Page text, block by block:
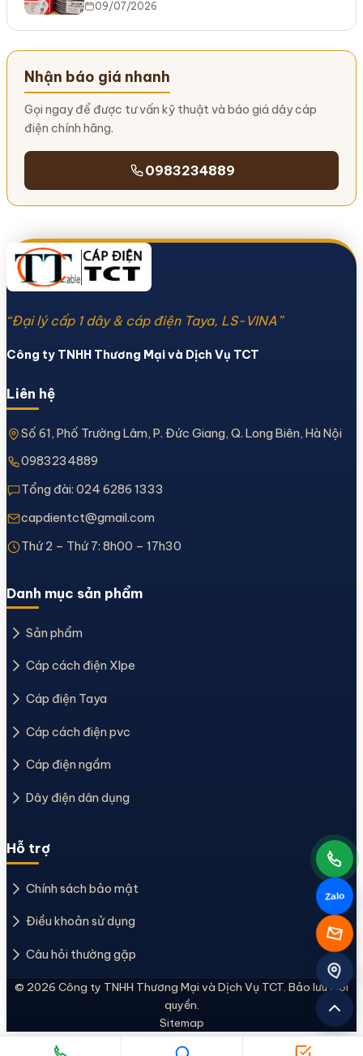
09/07/2026
Nhận báo giá nhanh
Gọi ngay để được tư vấn kỹ thuật và báo giá dây cáp
điện chính hãng.
0983234889
“Đại lý cấp 1 dây & cáp điện Taya, LS-VINA”
Công ty TNHH Thương Mại và Dịch Vụ TCT
Liên hệ
Số 61, Phố Trường Lâm, P. Đức Giang, Q. Long Biên, Hà Nội
0983234889
Tổng đài: 024 6286 1333
capdientct@gmail.com
Thứ 2 – Thứ 7: 8h00 – 17h30
Danh mục sản phẩm
Sản phẩm
Cáp cách điện Xlpe
Cáp điện Taya
Cáp cách điện pvc
Cáp điện ngầm
Dây điện dân dụng
Hỗ trợ
Chính sách bảo mật
Điều khoản sử dụng
Câu hỏi thường gặp
© 2026 Công ty TNHH Thương Mại và Dịch Vụ TCT. Bảo lưu mọi
quyền.
Sitemap
Zalo